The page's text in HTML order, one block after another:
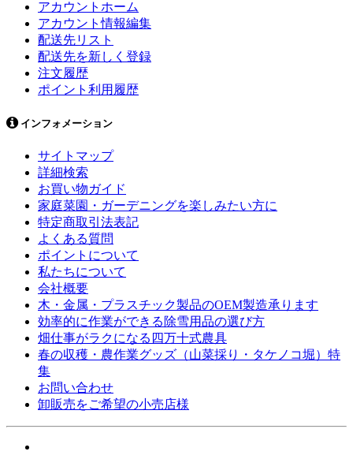
アカウントホーム
アカウント情報編集
配送先リスト
配送先を新しく登録
注文履歴
ポイント利用履歴
インフォメーション
サイトマップ
詳細検索
お買い物ガイド
家庭菜園・ガーデニングを楽しみたい方に
特定商取引法表記
よくある質問
ポイントについて
私たちについて
会社概要
木・金属・プラスチック製品のOEM製造承ります
効率的に作業ができる除雪用品の選び方
畑仕事がラクになる四万十式農具
春の収穫・農作業グッズ（山菜採り・タケノコ堀）特
集
お問い合わせ
卸販売をご希望の小売店様